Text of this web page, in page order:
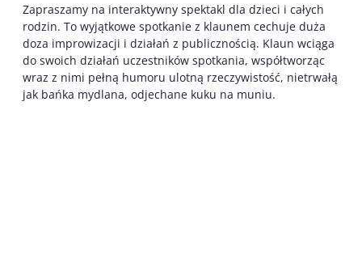
Zapraszamy na interaktywny spektakl dla dzieci i całych
rodzin. To wyjątkowe spotkanie z klaunem cechuje duża
doza improwizacji i działań z publicznością. Klaun wciąga
do swoich działań uczestników spotkania, współtworząc
wraz z nimi pełną humoru ulotną rzeczywistość, nietrwałą
jak bańka mydlana, odjechane kuku na muniu.